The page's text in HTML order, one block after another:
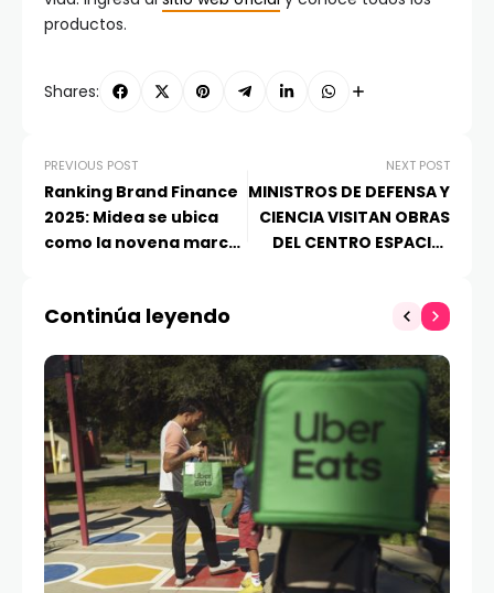
productos.
Shares:
PREVIOUS POST
Ranking Brand Finance
2025: Midea se ubica
como la novena marca
NEXT POST
MINISTROS DE DEFENSA Y
CIENCIA VISITAN OBRAS
DEL CENTRO ESPACIAL
Continúa leyendo